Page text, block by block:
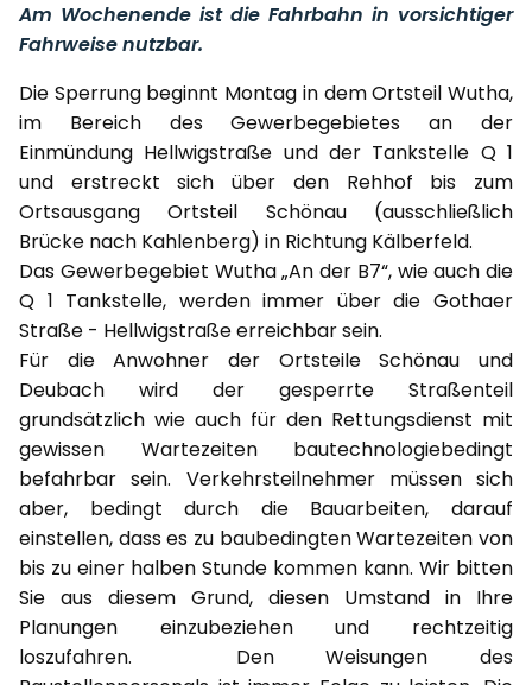
Am Wochenende ist die Fahrbahn in vorsichtiger
Fahrweise nutzbar.
Die Sperrung beginnt Montag in dem Ortsteil Wutha,
im Bereich des Gewerbegebietes an der
Einmündung Hellwigstraße und der Tankstelle Q 1
und erstreckt sich über den Rehhof bis zum
Ortsausgang Ortsteil Schönau (ausschließlich
Brücke nach Kahlenberg) in Richtung Kälberfeld.
Das Gewerbegebiet Wutha „An der B7“, wie auch die
Q 1 Tankstelle, werden immer über die Gothaer
Straße - Hellwigstraße erreichbar sein.
Für die Anwohner der Ortsteile Schönau und
Deubach wird der gesperrte Straßenteil
grundsätzlich wie auch für den Rettungsdienst mit
gewissen Wartezeiten bautechnologiebedingt
befahrbar sein. Verkehrsteilnehmer müssen sich
aber, bedingt durch die Bauarbeiten, darauf
einstellen, dass es zu baubedingten Wartezeiten von
bis zu einer halben Stunde kommen kann. Wir bitten
Sie aus diesem Grund, diesen Umstand in Ihre
Planungen einzubeziehen und rechtzeitig
loszufahren. Den Weisungen des